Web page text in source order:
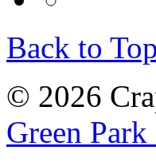
Back to Top
© 2026
Green Park